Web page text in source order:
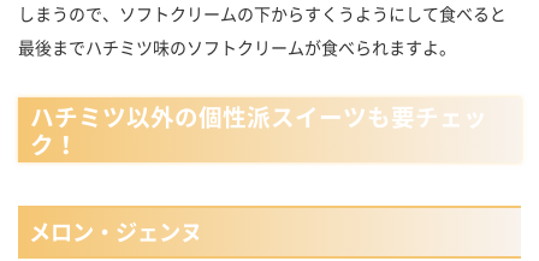
しまうので、ソフトクリームの下からすくうようにして食べると
最後までハチミツ味のソフトクリームが食べられますよ。
ハチミツ以外の個性派スイーツも要チェッ
ク！
メロン・ジェンヌ